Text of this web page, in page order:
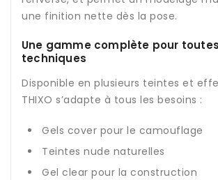
une finition nette dès la pose.
Une gamme complète pour
techniques
Disponible en plusieurs teintes et
THIXO s’adapte à tous les besoins :
Gels cover pour le camouflage
Teintes nude naturelles
Gel clear pour la construction